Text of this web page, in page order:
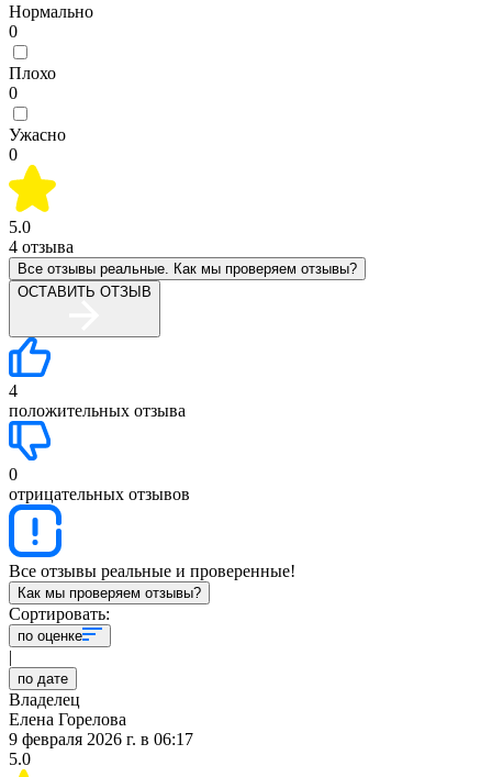
Нормально
0
Плохо
0
Ужасно
0
5.0
4 отзыва
Все отзывы реальные. Как мы проверяем отзывы?
ОСТАВИТЬ ОТЗЫВ
4
положительных отзыва
0
отрицательных отзывов
Все отзывы реальные и проверенные!
Как мы проверяем отзывы?
Сортировать:
по оценке
|
по дате
Владелец
Елена Горелова
9 февраля 2026 г. в 06:17
5.0